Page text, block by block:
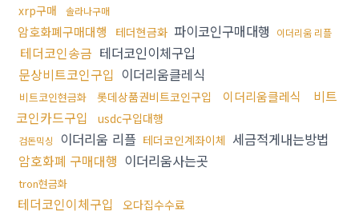
xrp구매 솔라나구매
암호화폐구매대행 테더현금화 파이코인구매대행 이더리움 리플
테더코인송금 테더코인이체구입
문상비트코인구입 이더리움클레식
비트코인현금화 롯데상품권비트코인구입 이더리움클레식
비트
코인카드구입
usdc구입대행
검돈믹싱 이더리움 리플 테더코인계좌이체 세금적게내는방법
암호화폐 구매대행 이더리움사는곳
tron현금화
테더코인이체구입 오다집수수료